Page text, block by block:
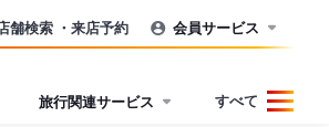
舗検索 ・来店予約 会員サービス
旅行関連サービス すべて